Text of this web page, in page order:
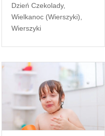
Dzień Czekolady,
Wielkanoc (Wierszyki)
Wierszyki